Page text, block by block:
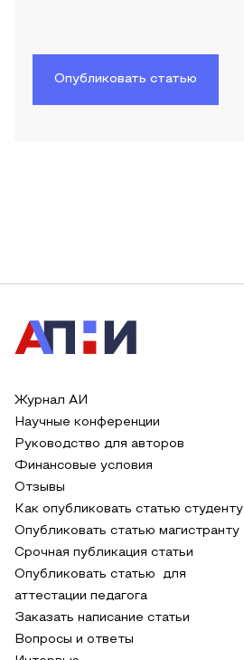
Опубликовать статью
Журнал АИ
Научные конференции
Руководство для авторов
Финансовые условия
Отзывы
Как опубликовать статью студенту
Опубликовать статью магистранту
Срочная публикация статьи
Опубликовать статью для
аттестации педагога
Заказать написание статьи
Вопросы и ответы